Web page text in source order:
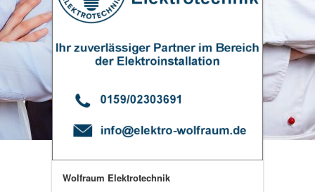
Wolfraum Elektrotechnik